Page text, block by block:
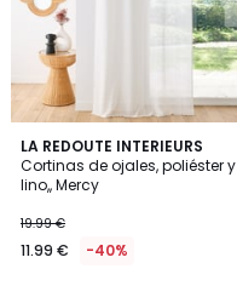
LA REDOUTE INTERIEURS
Cortinas de ojales, poliéster y
lino,, Mercy
19.99 €
11.99 € -40%
4,4
/ 5